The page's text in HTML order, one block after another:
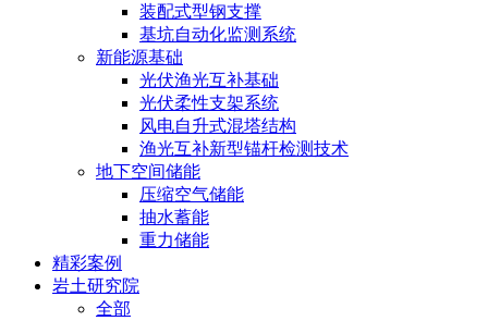
装配式型钢支撑
基坑自动化监测系统
新能源基础
光伏渔光互补基础
光伏柔性支架系统
风电自升式混塔结构
渔光互补新型锚杆检测技术
地下空间储能
压缩空气储能
抽水蓄能
重力储能
精彩案例
岩土研究院
全部